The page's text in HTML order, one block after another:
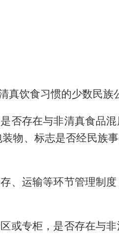
真饮食习惯的少数民族
否存在与非清真食品
物、标志是否经民族
、运输等环节管理制
或专柜，是否存在与